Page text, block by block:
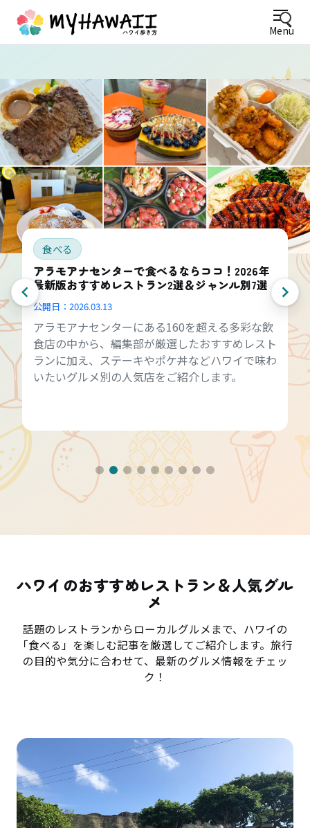
Menu
食べる
アラモアナセンターで食べるならココ！2026年
最新版おすすめレストラン2選＆ジャンル別7選
公開日： 2026.03.13
アラモアナセンターにある160を超える多彩な飲
食店の中から、編集部が厳選したおすすめレスト
ランに加え、ステーキやポケ丼などハワイで味わ
いたいグルメ別の人気店をご紹介します。
ハワイのおすすめレストラン＆人気グル
メ
話題のレストランからローカルグルメまで、ハワイの
「食べる」を楽しむ記事を厳選してご紹介します。旅行
の目的や気分に合わせて、最新のグルメ情報をチェッ
ク！